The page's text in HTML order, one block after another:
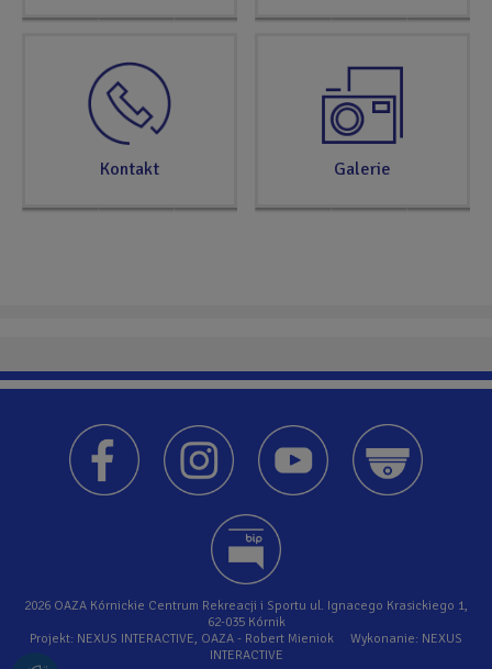
Kontakt Galerie
2026 OAZA Kórnickie Centrum Rekreacji i Sportu ul. Ignacego Krasickiego 1,
62-035 Kórnik
Projekt: NEXUS INTERACTIVE, OAZA - Robert Mieniok Wykonanie: NEXUS
INTERACTIVE